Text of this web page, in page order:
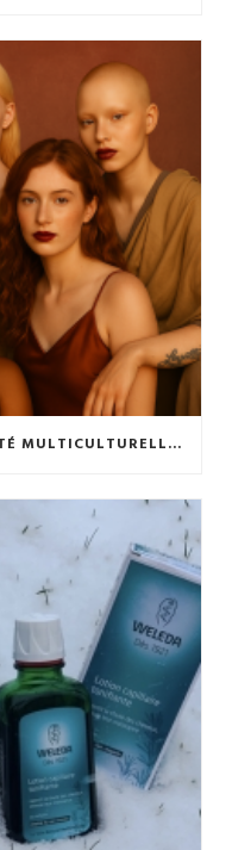
UNE CÉLÉBRATION DE LA BEAUTÉ MULTICULTURELLE 💫✨